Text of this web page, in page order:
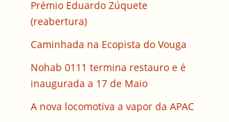
Prémio Eduardo Zúquete
(reabertura)
Caminhada na Ecopista do Vouga
Nohab 0111 termina restauro e é
inaugurada a 17 de Maio
A nova locomotiva a vapor da APAC